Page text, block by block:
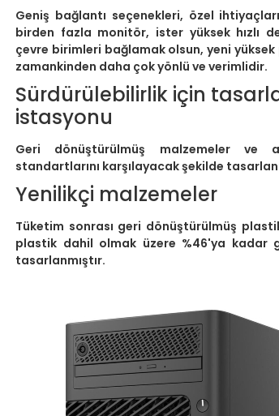
Geniş bağlantı seçenekleri, özel
birden fazla monitör, ister yüksek hızlı
çevre birimleri bağlamak olsun, yeni yüksek
zamankinden daha çok yönlü ve verimlidir.
Sürdürülebilirlik için
istasyonu
Geri dönüştürülmüş malzemeler ve
standartlarını karşılayacak şekilde
Yenilikçi malzemeler
Tüketim sonrası geri dönüştürülmüş
plastik dahil olmak üzere %46'ya kadar
tasarlanmıştır.